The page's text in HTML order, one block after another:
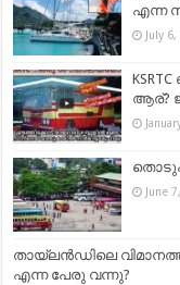
എന്ന
July 6,
ആര്?
June
തായ്‌ലൻഡിലെ
എന്ന പേരു വന്നു?